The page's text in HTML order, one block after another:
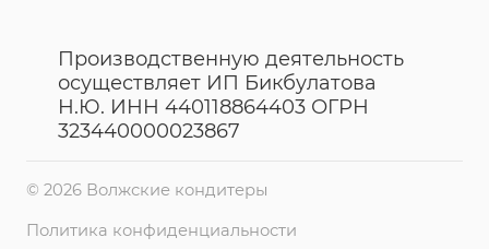
Производственную деятельность
осуществляет ИП Бикбулатова
Н.Ю. ИНН 440118864403 ОГРН
323440000023867
© 2026 Волжские кондитеры
Политика конфиденциальности